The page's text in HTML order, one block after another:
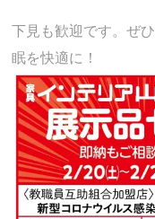
下見も歓迎です。ぜ
眠を快適に！